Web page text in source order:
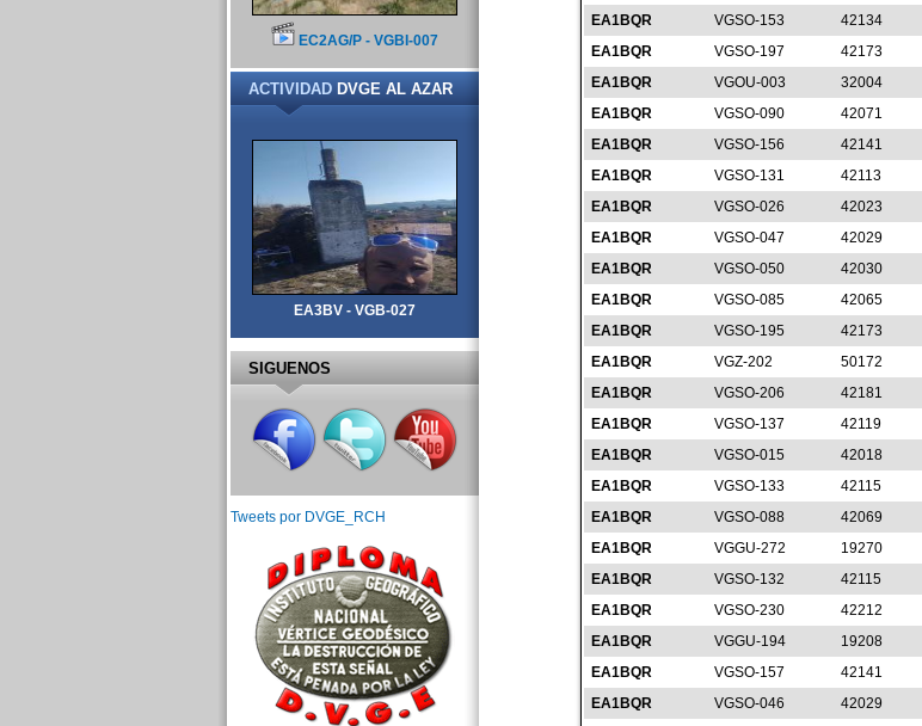
EA1BQR
VGSO-153 42134
EA1BQR
VGSO-197 42173
EA1BQR
VGOU-003 32004
EA1BQR
VGSO-090 42071
EA1BQR
VGSO-156 42141
EA1BQR
VGSO-131 42113
EA1BQR
VGSO-026 42023
EA1BQR
VGSO-047 42029
EA1BQR
VGSO-050 42030
EA1BQR
VGSO-085 42065
EA1BQR
VGSO-195 42173
EA1BQR
VGZ-202 50172
EA1BQR
VGSO-206 42181
EA1BQR
VGSO-137 42119
EA1BQR
VGSO-015 42018
EA1BQR
VGSO-133 42115
EA1BQR
VGSO-088 42069
EA1BQR
VGGU-272 19270
EA1BQR
VGSO-132 42115
EA1BQR
VGSO-230 42212
EA1BQR
VGGU-194 19208
EA1BQR
VGSO-157 42141
EA1BQR
VGSO-046 42029
EC2AG/P - VGBI-007
ACTIVIDADDVGE AL AZAR
EA3BV - VGB-027
SIGUENOS
Tweets por DVGE_RCH